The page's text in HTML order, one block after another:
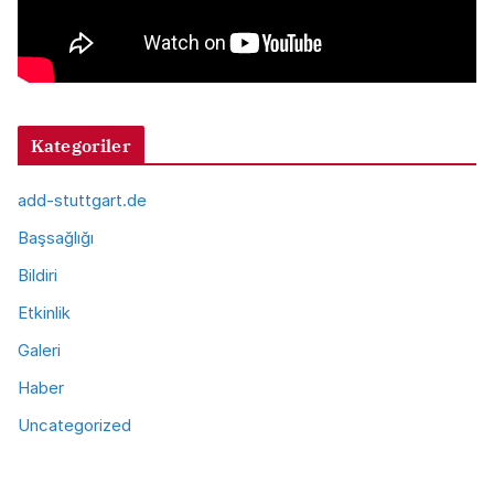
Kategoriler
add-stuttgart.de
Başsağlığı
Bildiri
Etkinlik
Galeri
Haber
Uncategorized